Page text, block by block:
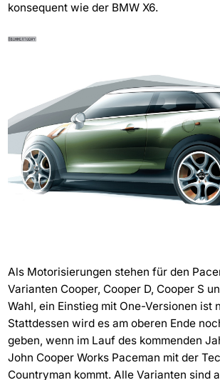
konsequent wie der BMW X6.
Als Motorisierungen stehen für den
Varianten Cooper, Cooper D, Cooper S
Wahl, ein Einstieg mit One-Versionen ist
Stattdessen wird es am oberen Ende
geben, wenn im Lauf des kommenden
John Cooper Works Paceman mit der
Countryman kommt. Alle Varianten sind